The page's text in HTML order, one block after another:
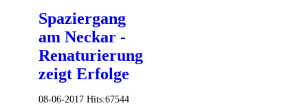
Spaziergang
am Neckar -
Renaturierung
zeigt Erfolge
08-06-2017 Hits:67544